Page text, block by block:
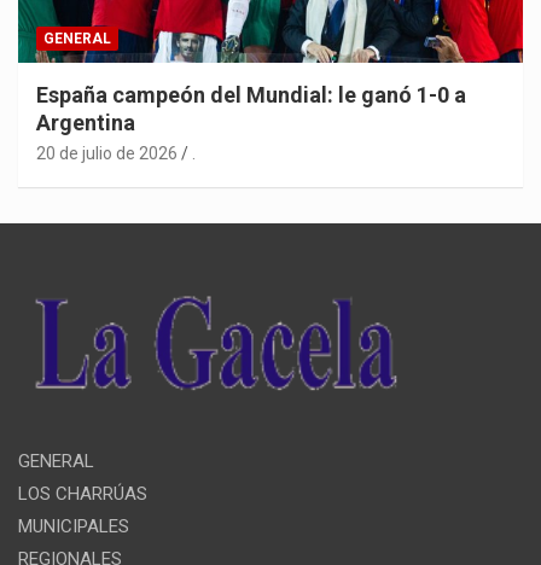
GENERAL
España campeón del Mundial: le ganó 1-0 a
Argentina
20 de julio de 2026 .
GENERAL
LOS CHARRÚAS
MUNICIPALES
REGIONALES